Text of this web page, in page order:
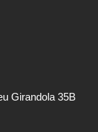
Girandola 35B